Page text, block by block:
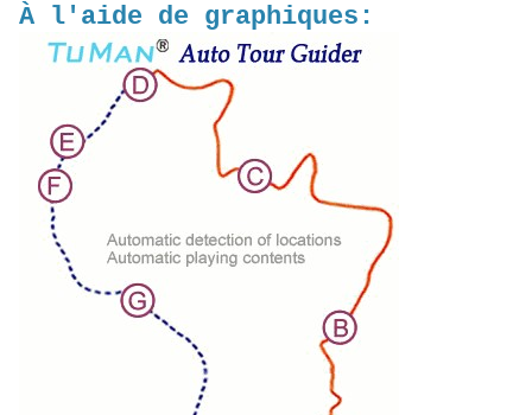
À l'aide de graphiques: